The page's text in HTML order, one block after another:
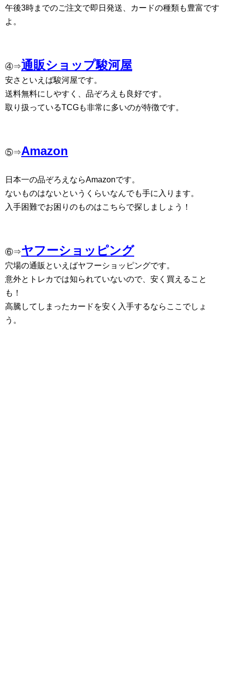
午後3時までのご注文で即日発送、カードの種類も豊富です
よ。
④⇒通販ショップ駿河屋
安さといえば駿河屋です。
送料無料にしやすく、品ぞろえも良好です。
取り扱っているTCGも非常に多いのが特徴です。
⑤⇒Amazon
日本一の品ぞろえならAmazonです。
ないものはないというくらいなんでも手に入ります。
入手困難でお困りのものはこちらで探しましょう！
⑥⇒ヤフーショッピング
穴場の通販といえばヤフーショッピングです。
意外とトレカでは知られていないので、安く買えること
も！
高騰してしまったカードを安く入手するならここでしょ
う。